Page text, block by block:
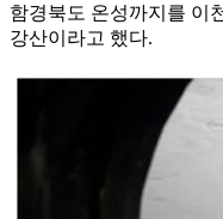
함경북도 온성까지를 이
강산이라고 했다.